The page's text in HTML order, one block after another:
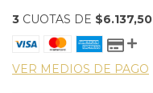
3 CUOTAS DE $6.137,50
VER MEDIOS DE PAGO